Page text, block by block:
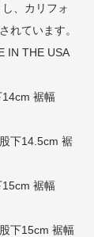
、カリフォ
れています。
IN THE USA
裾幅
下14.5cm 裾
裾幅
下15cm 裾幅